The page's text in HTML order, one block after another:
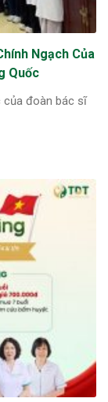
Ngạch Của
Quốc
của đoàn bác sĩ